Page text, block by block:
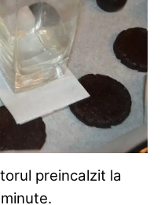
preincalzit la
.